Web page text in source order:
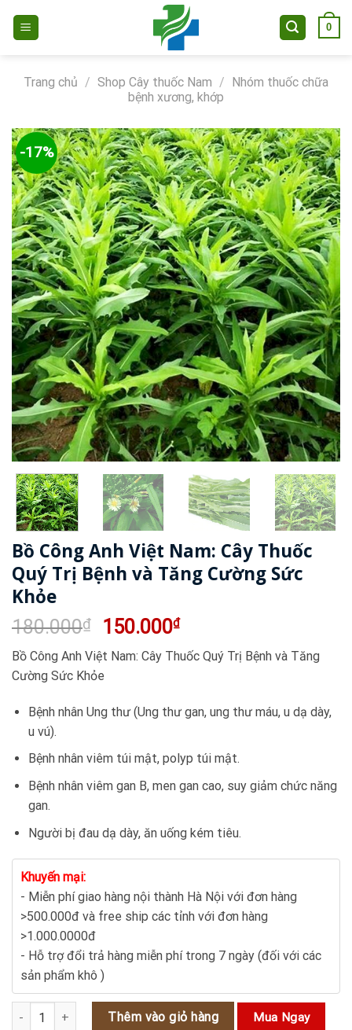
0
Trang chủ / Shop Cây thuốc Nam / Nhóm thuốc chữa
bệnh xương, khớp
-17%
Bồ Công Anh Việt Nam: Cây Thuốc
Quý Trị Bệnh và Tăng Cường Sức
Khỏe
180.000₫
Giá
là:
180.000₫.
150.000₫Giá
hiện
tại
150.000₫.
Bồ Công Anh Việt Nam: Cây Thuốc Quý Trị Bệnh và Tăng
Cường Sức Khỏe
Bệnh nhân Ung thư (Ung thư gan, ung thư máu, u dạ dày,
u vú).
Bệnh nhân viêm túi mật, polyp túi mật.
Bệnh nhân viêm gan B, men gan cao, suy giảm chức năng
gan.
Người bị đau dạ dày, ăn uống kém tiêu.
Khuyến mại:
- Miễn phí giao hàng nội thành Hà Nội với đơn hàng
>500.000đ và free ship các tỉnh với đơn hàng
>1.000.0000đ
- Hỗ trợ đổi trả hàng miễn phí trong 7 ngày (đối với các
sản phẩm khô )
Bồ Công Anh Việt Nam: Cây Thuốc Quý Trị Bệnh và Tăng Cường
Thêm vào giỏ hàng Mua Ngay